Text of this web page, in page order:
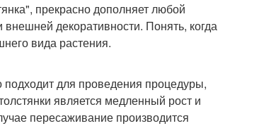
прекрасно дополняет любой
декоративности. Понять, когда
вида растения.
для проведения процедуры,
является медленный рост и
пересаживание производится